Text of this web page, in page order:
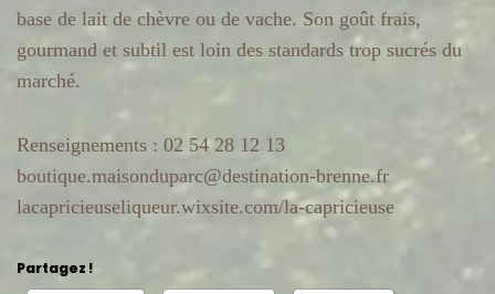
base de lait de chèvre ou de vache. Son goût frais,
gourmand et subtil est loin des standards trop sucrés du
marché.
Renseignements : 02 54 28 12 13
boutique.maisonduparc@destination-brenne.fr
lacapricieuseliqueur.wixsite.com/la-capricieuse
Partagez !